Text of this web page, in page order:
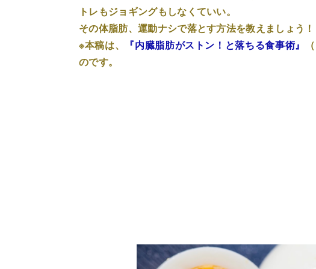
トレもジョギングもしなくていい。
その体脂肪、運動ナシで落とす方法を教えましょう！
※本稿は、
『内臓脂肪がストン！と落ちる食事術』
のです。